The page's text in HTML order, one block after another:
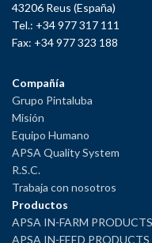
43206 Reus (España)
Tel.: +34 977 317 111
Fax: +34 977 323 188
Compañía
Grupo Pintaluba
Misión
Equipo Humano
APSA Quality System
R.S.C.
Trabaja con nosotros
Productos
APSA IN-FARM PRODUCTS
APSA IN-FEED PRODUCTS